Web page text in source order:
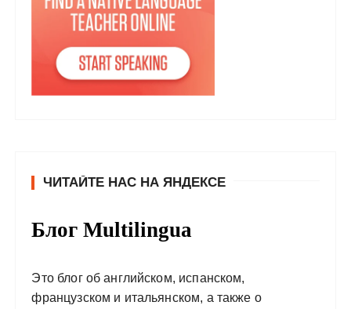
ЧИТАЙТЕ НАС НА ЯНДЕКСЕ
Блог Multilingua
Это блог об английском, испанском,
французском и итальянском, а также о